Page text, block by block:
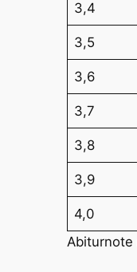
3,4
3,5
3,6
3,7
3,8
3,9
4,0
Abiturnote